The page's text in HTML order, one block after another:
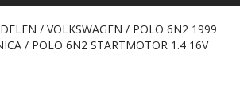
/ VOLKSWAGEN / POLO 6N2 1999
/ POLO 6N2 STARTMOTOR 1.4 16V